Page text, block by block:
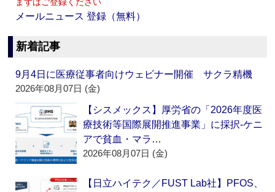
まずはご登録ください
メールニュース 登録（無料）
新着記事
9月4日に医療従事者向けウェビナー開催 サクラ精機
2026年08月07日 (金)
【シスメックス】厚労省の「2026年度医
療技術等国際展開推進事業」に採択‐ケニ
アで貧血・マラ…
2026年08月07日 (金)
【日立ハイテク／FUST Lab社】PFOS、